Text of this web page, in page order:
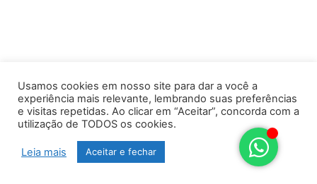
Usamos cookies em nosso site para dar a você a
experiência mais relevante, lembrando suas preferências
e visitas repetidas. Ao clicar em “Aceitar”, concorda com a
utilização de TODOS os cookies.
Leia mais Aceitar e fechar